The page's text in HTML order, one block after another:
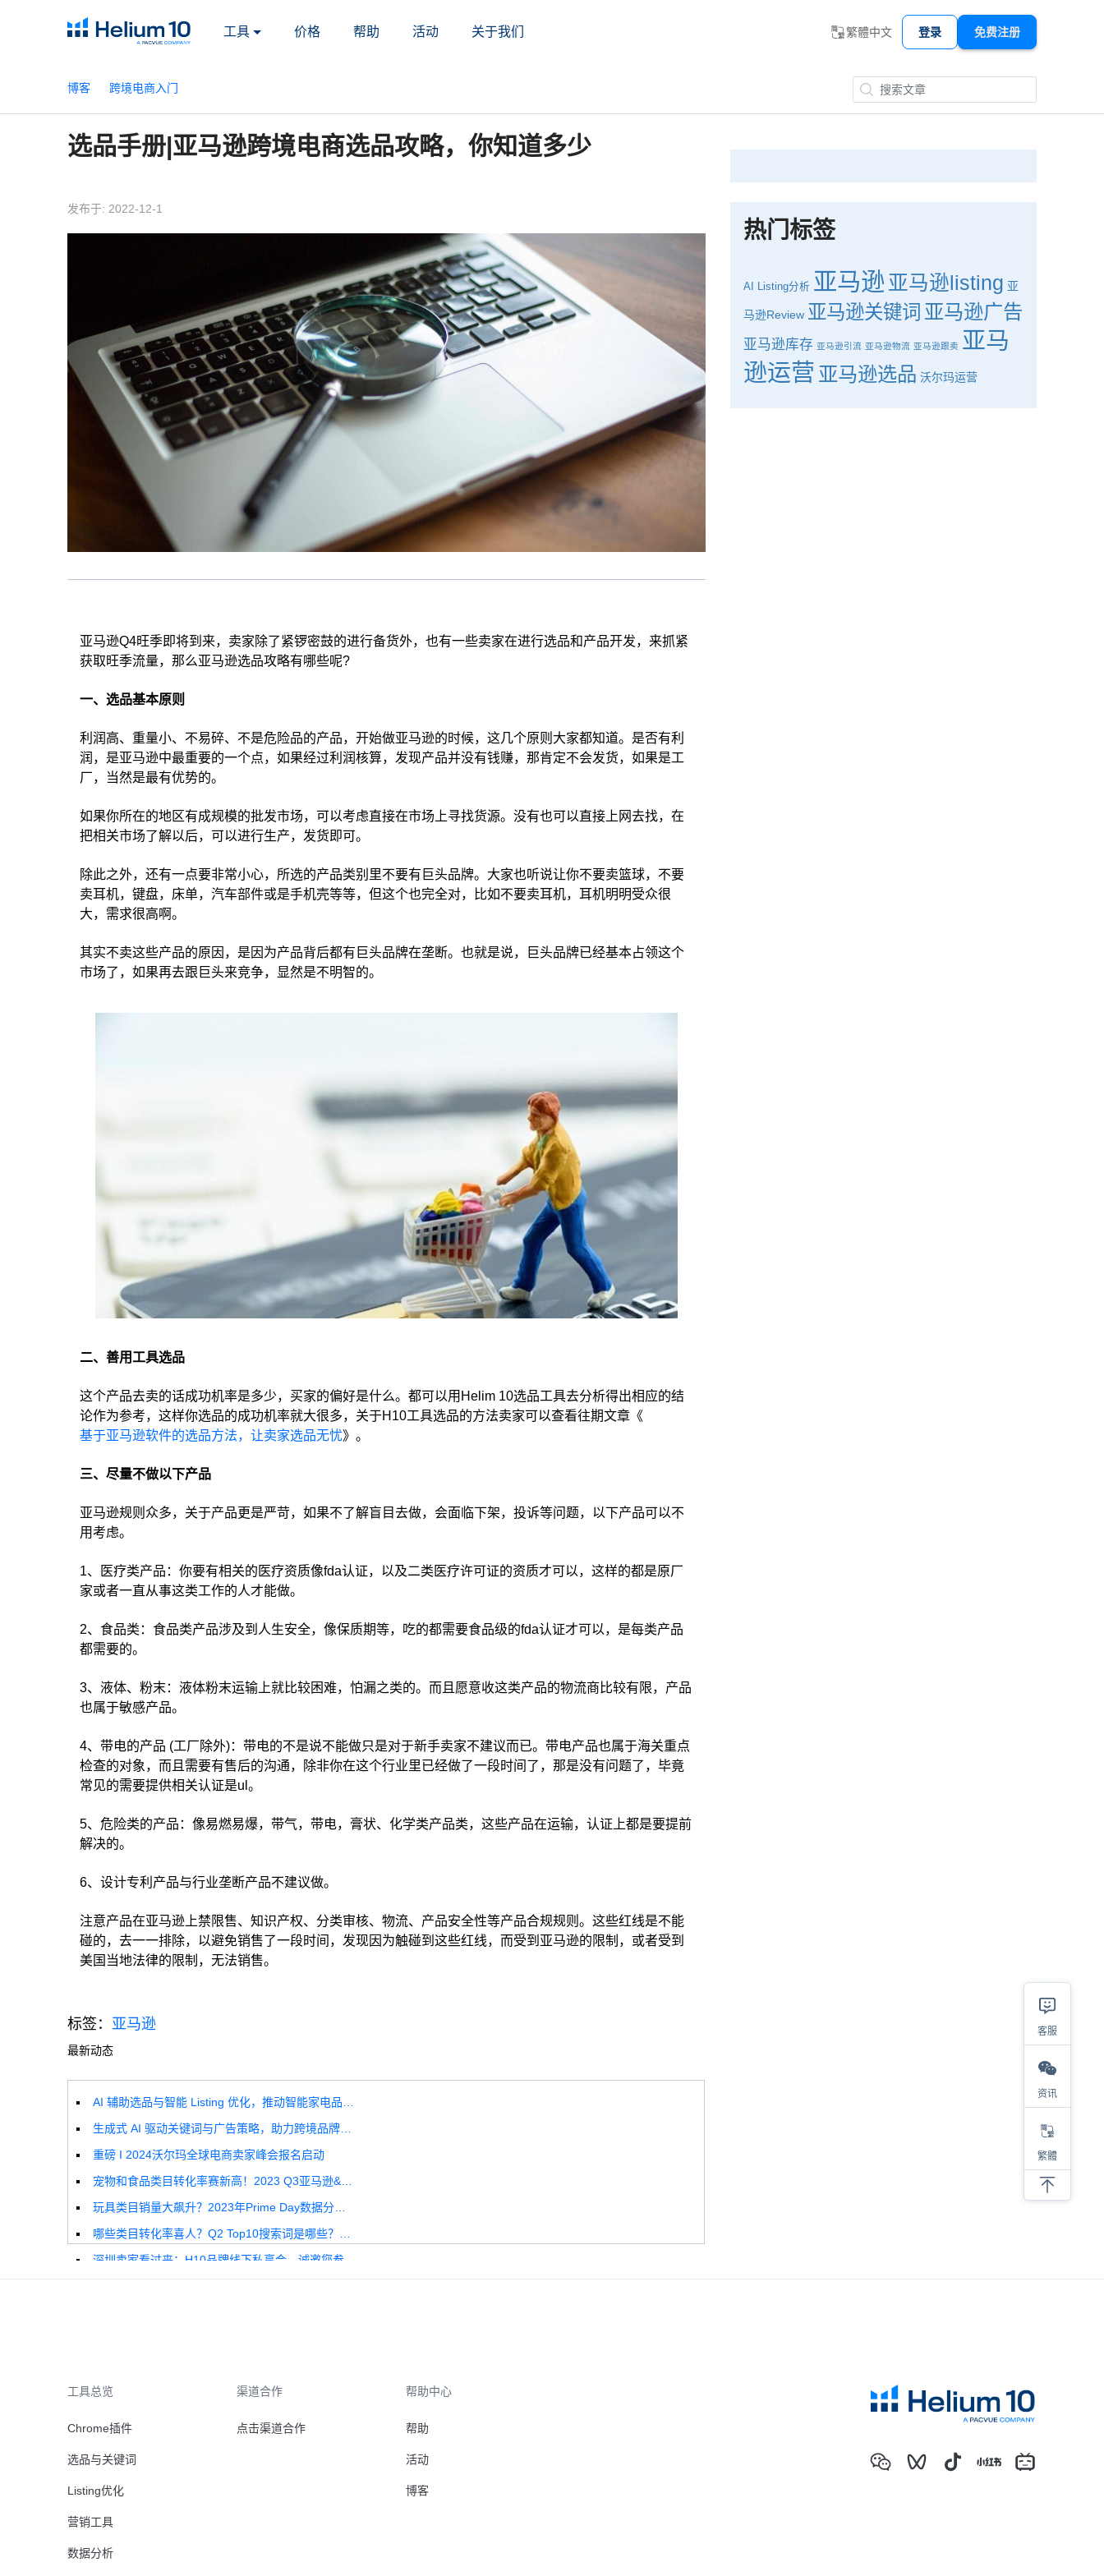
工具 价格 帮助 活动 关于我们 繁體中文 登录 免费注册
博客 跨境电商入门
选品手册|亚马逊跨境电商选品攻略，你知道多少
发布于: 2022-12-1
亚马逊Q4旺季即将到来，卖家除了紧锣密鼓的进行备货外，也有一些卖家在进行选品和产品开发，来抓紧
获取旺季流量，那么亚马逊选品攻略有哪些呢?
一、选品基本原则
利润高、重量小、不易碎、不是危险品的产品，开始做亚马逊的时候，这几个原则大家都知道。是否有利
润，是亚马逊中最重要的一个点，如果经过利润核算，发现产品并没有钱赚，那肯定不会发货，如果是工
厂，当然是最有优势的。
如果你所在的地区有成规模的批发市场，可以考虑直接在市场上寻找货源。没有也可以直接上网去找，在
把相关市场了解以后，可以进行生产，发货即可。
除此之外，还有一点要非常小心，所选的产品类别里不要有巨头品牌。大家也听说让你不要卖篮球，不要
卖耳机，键盘，床单，汽车部件或是手机壳等等，但这个也完全对，比如不要卖耳机，耳机明明受众很
大，需求很高啊。
其实不卖这些产品的原因，是因为产品背后都有巨头品牌在垄断。也就是说，巨头品牌已经基本占领这个
市场了，如果再去跟巨头来竞争，显然是不明智的。
二、善用工具选品
这个产品去卖的话成功机率是多少，买家的偏好是什么。都可以用Helim 10选品工具去分析得出相应的结
论作为参考，这样你选品的成功机率就大很多，关于H10工具选品的方法卖家可以查看往期文章《
基于亚马逊软件的选品方法，让卖家选品无忧》。
三、尽量不做以下产品
亚马逊规则众多，关于产品更是严苛，如果不了解盲目去做，会面临下架，投诉等问题，以下产品可以不
用考虑。
1、医疗类产品：你要有相关的医疗资质像fda认证，以及二类医疗许可证的资质才可以，这样的都是原厂
家或者一直从事这类工作的人才能做。
2、食品类：食品类产品涉及到人生安全，像保质期等，吃的都需要食品级的fda认证才可以，是每类产品
都需要的。
3、液体、粉末：液体粉末运输上就比较困难，怕漏之类的。而且愿意收这类产品的物流商比较有限，产品
也属于敏感产品。
4、带电的产品 (工厂除外)：带电的不是说不能做只是对于新手卖家不建议而已。带电产品也属于海关重点
检查的对象，而且需要有售后的沟通，除非你在这个行业里已经做了一段时间了，那是没有问题了，毕竟
常见的需要提供相关认证是ul。
5、危险类的产品：像易燃易爆，带气，带电，膏状、化学类产品类，这些产品在运输，认证上都是要提前
解决的。
6、设计专利产品与行业垄断产品不建议做。
注意产品在亚马逊上禁限售、知识产权、分类审核、物流、产品安全性等产品合规规则。这些红线是不能
碰的，去一一排除，以避免销售了一段时间，发现因为触碰到这些红线，而受到亚马逊的限制，或者受到
美国当地法律的限制，无法销售。
标签： 亚马逊
最新动态
AI 辅助选品与智能 Listing 优化，推动智能家电品牌高效增长
生成式 AI 驱动关键词与广告策略，助力跨境品牌实现全球增长突破
重磅 I 2024沃尔玛全球电商卖家峰会报名启动
宠物和食品类目转化率赛新高！2023 Q3亚马逊&沃尔玛全球电商CPC数据发布！
玩具类目销量大飙升？2023年Prime Day数据分析报告来啦！
哪些类目转化率喜人？Q2 Top10搜索词是哪些？这份独家报告来解答！
热门标签
AI Listing分析 亚马逊 亚马逊listing 亚
马逊Review 亚马逊关键词 亚马逊广告
亚马逊库存 亚马逊引流 亚马逊物流 亚马逊跟卖 亚马
逊运营 亚马逊选品 沃尔玛运营
工具总览
Chrome插件
选品与关键词
Listing优化
营销工具
数据分析
渠道合作
点击渠道合作
帮助中心
帮助
活动
博客
客服
资讯
繁體